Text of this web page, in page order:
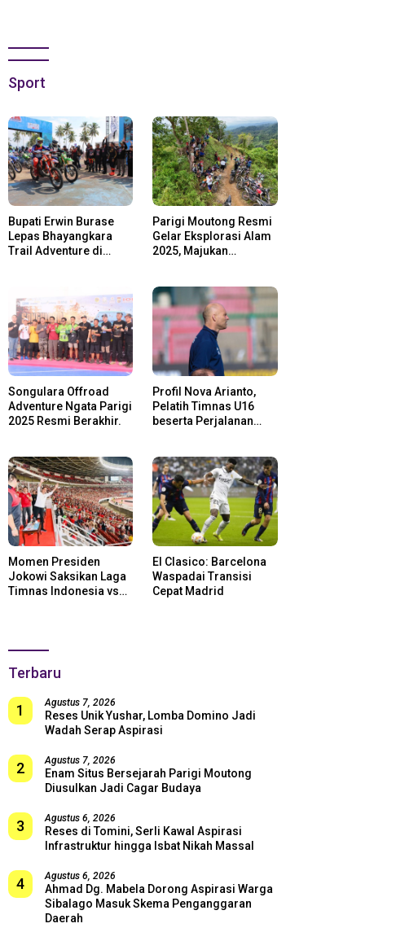
Sport
Bupati Erwin Burase
Lepas Bhayangkara
Trail Adventure di
Parigi Moutong Resmi
Gelar Eksplorasi Alam
2025, Majukan
Songulara Offroad
Adventure Ngata Parigi
2025 Resmi Berakhir.
Profil Nova Arianto,
Pelatih Timnas U16
beserta Perjalanan
Momen Presiden
Jokowi Saksikan Laga
Timnas Indonesia vs
El Clasico: Barcelona
Waspadai Transisi
Cepat Madrid
Terbaru
1 Agustus 7, 2026
Reses Unik Yushar, Lomba Domino Jadi
Wadah Serap Aspirasi
2 Agustus 7, 2026
Enam Situs Bersejarah Parigi Moutong
Diusulkan Jadi Cagar Budaya
3 Agustus 6, 2026
Reses di Tomini, Serli Kawal Aspirasi
Infrastruktur hingga Isbat Nikah Massal
4 Agustus 6, 2026
Ahmad Dg. Mabela Dorong Aspirasi Warga
Sibalago Masuk Skema Penganggaran
Daerah